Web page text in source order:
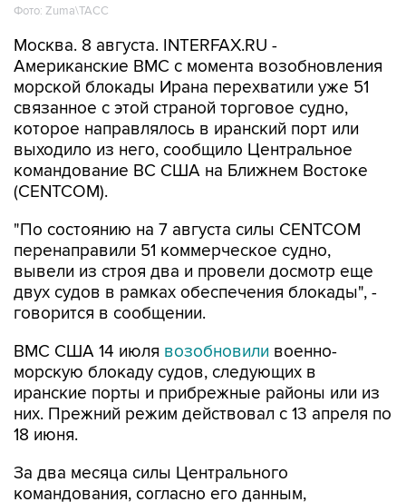
Фото: Zuma\ТАСС
Москва. 8 августа. INTERFAX.RU -
Американские ВМС с момента возобновления
морской блокады Ирана перехватили уже 51
связанное с этой страной торговое судно,
которое направлялось в иранский порт или
выходило из него, сообщило Центральное
командование ВС США на Ближнем Востоке
(CENTCOM).
"По состоянию на 7 августа силы CENTCOM
перенаправили 51 коммерческое судно,
вывели из строя два и провели досмотр еще
двух судов в рамках обеспечения блокады", -
говорится в сообщении.
ВМС США 14 июля возобновили военно-
морскую блокаду судов, следующих в
иранские порты и прибрежные районы или из
них. Прежний режим действовал с 13 апреля по
18 июня.
За два месяца силы Центрального
командования, согласно его данным,